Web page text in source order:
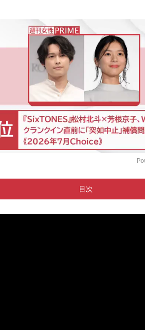
目次
ー 母親役の“全力ビンタ”宣言